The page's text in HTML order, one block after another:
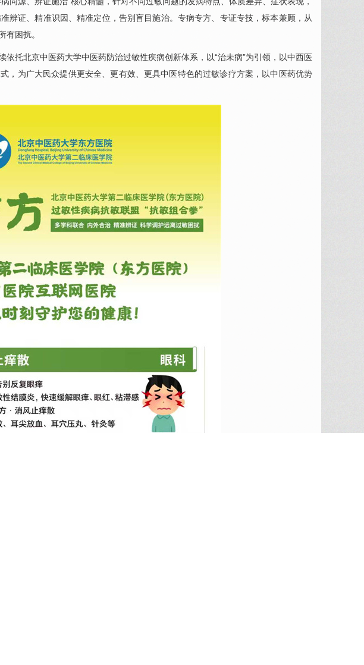
辨证、精准识因、精准定位，告别盲目施治。专病专方、专证专技，标本兼顾，从
有困扰。
托北京中医药大学中医药防治过敏性疾病创新体系，以“治未病”为引领，以中西医
，为广大民众提供更安全、更有效、更具中医特色的过敏诊疗方案，以中医药优势